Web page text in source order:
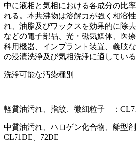
中に液相と気相における各成分の比
れる。本共沸物は溶解力が強く相溶
れ、油脂及びワックスを効果的に除
などの電子部品、光・磁気媒体、医
科用機器、インプラント装置、義肢
の浸漬洗浄及び気相洗浄に適している
洗浄可能な汚染種別
軽質油汚れ、指紋、微細粒子 ：
中質油汚れ、ハロゲン化合物、離型
CL71DE、72DE